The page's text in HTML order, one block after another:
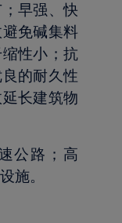
早强、快
免碱集料
性小；抗
的耐久性
长建筑物
公路；高
施。